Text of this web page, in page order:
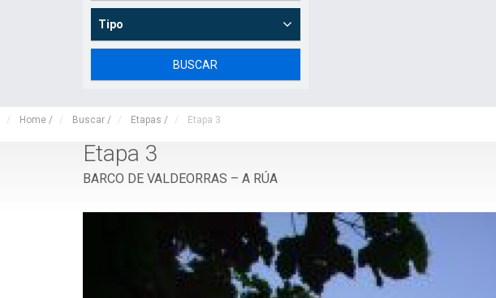
Home / Buscar / Etapas / Etapa 3
Tipo
Etapa 3
BARCO DE VALDEORRAS – A RÚA